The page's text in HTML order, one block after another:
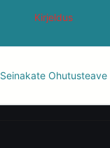
Kirjeldus
Seinakate Ohutusteave